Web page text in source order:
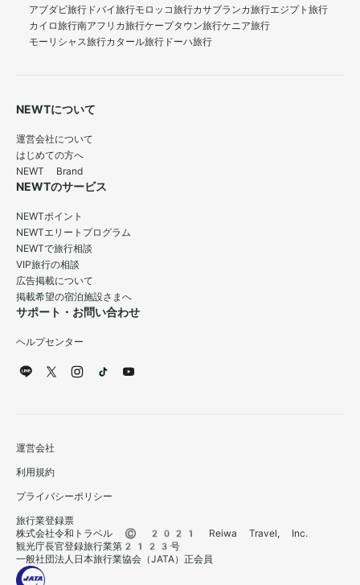
アブダビ旅行 ドバイ旅行モロッコ旅行カサブランカ旅行エジプト旅行
カイロ旅行南アフリカ旅行ケープタウン旅行ケニア旅行
モーリシャス旅行カタール旅行 ドーハ旅行
NEWTについて
運営会社について
はじめての方へ
NEWT Brand
NEWTのサービス
NEWTポイント
NEWTエリートプログラム
NEWTで旅行相談
VIP旅行の相談
広告掲載について
掲載希望の宿泊施設さまへ
サポート・お問い合わせ
ヘルプセンター
運営会社
利用規約
プライバシーポリシー
旅行業登録票
株式会社令和トラベル © 2021 Reiwa Travel, Inc.
観光庁長官登録旅行業第2123号
一般社団法人日本旅行業協会（JATA）正会員